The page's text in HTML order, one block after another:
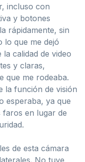
incluso con
y botones
rápidamente, sin
lo que me dejó
calidad de video
y claras,
que me rodeaba.
la función de visión
esperaba, ya que
en lugar de
de esta cámara
No tuve